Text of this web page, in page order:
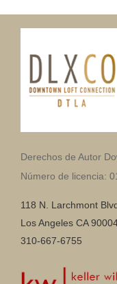
Derechos de Autor
Número de licencia:
118 N. Larchmont
Los Angeles CA
310-667-6755